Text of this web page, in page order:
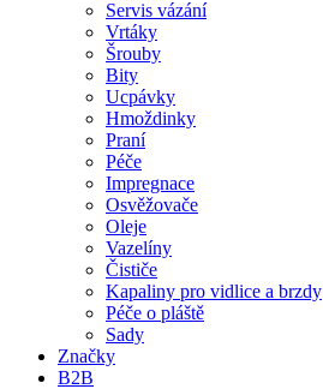
Servis vázání
Vrtáky
Šrouby
Bity
Ucpávky
Hmoždinky
Praní
Péče
Impregnace
Osvěžovače
Oleje
Vazelíny
Čističe
Kapaliny pro vidlice a brzdy
Péče o pláště
Sady
Značky
B2B